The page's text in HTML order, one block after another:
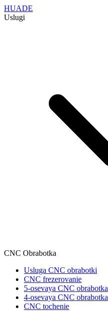
HUADE
Uslugi
CNC Obrabotka
Usluga CNC obrabotki
CNC frezerovanie
5-osevaya CNC obrabotka
4-osevaya CNC obrabotka
CNC tochenie